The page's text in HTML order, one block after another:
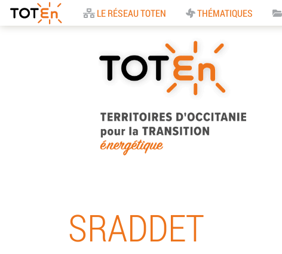
Accueil
LE RÉSEAU TOTEN THÉMATIQUES
pour la Transition
SRADDET